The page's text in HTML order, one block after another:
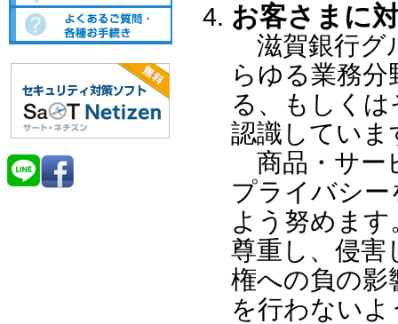
お客さまに
滋賀銀行グ
らゆる業務
る、もしく
認識していま
商品・サー
プライバシ
よう努めま
尊重し、侵害
権への負の影
を行わない